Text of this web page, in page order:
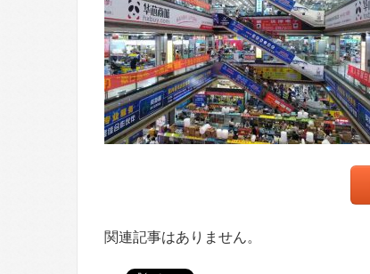
関連記事はありません。